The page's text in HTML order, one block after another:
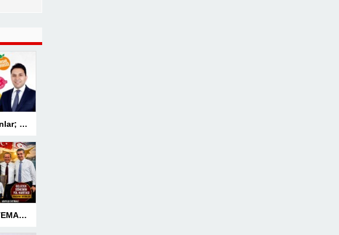
Almazlarsa Almasınlar; Baskilimiz Malatya’ya Muhtaç Değildir
KKTC’DE KRİTİK TEMASLAR! EVREN KILIÇ’TAN ÜST DÜZEY ZİRVELER